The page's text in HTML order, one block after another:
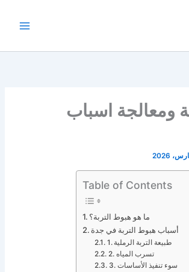
ومعالجة اسباب
Table of Contents
ما هو هبوط التربة؟
أسباب هبوط التربة في جدة
1. طبيعة التربة الرملية
2. تسرب المياه
3. سوء تنفيذ الأساسات